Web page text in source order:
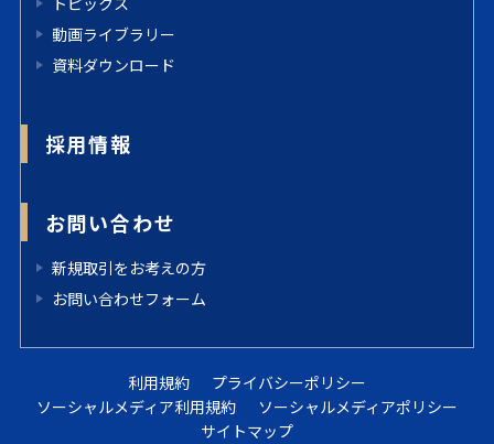
動画ライブラリー
資料ダウンロード
採用情報
お問い合わせ
新規取引をお考えの方
お問い合わせフォーム
利用規約
プライバシーポリシー
ソーシャルメディア利用規約
ソーシャルメディアポリシー
サイトマップ